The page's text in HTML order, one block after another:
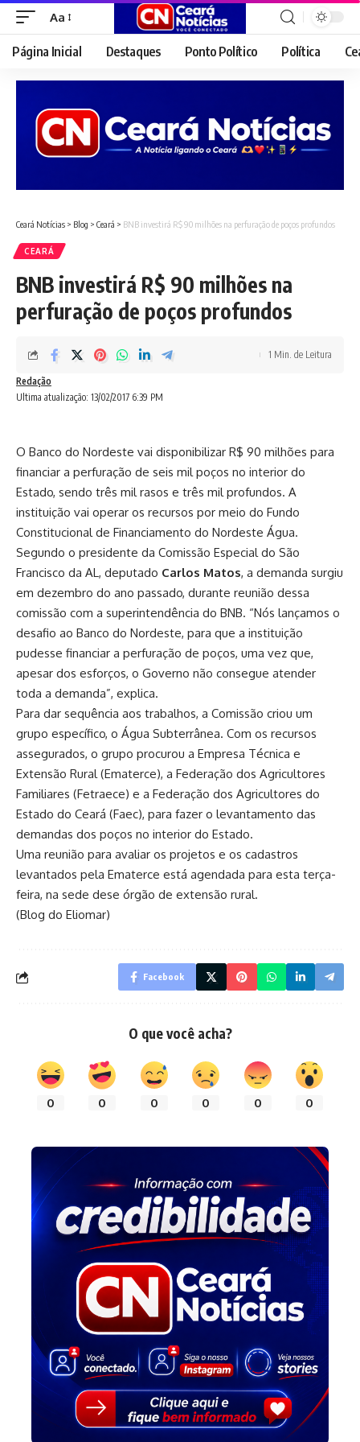
Font
Resizer
Aa
Página Inicial Destaques Ponto Político Política
Ceará Notícias > Blog > Ceará > BNB investirá R$ 90 milhões na perfuração de poços profundos
CEARÁ
BNB investirá R$ 90 milhões na
perfuração de poços profundos
Ultima atualização: 13/02/2017 6:39 PM
Redação
1 Min. de Leitura
O Banco do Nordeste vai disponibilizar R$ 90 milhões para
financiar a perfuração de seis mil poços no interior do
Estado, sendo três mil rasos e três mil profundos. A
instituição vai operar os recursos por meio do Fundo
Constitucional de Financiamento do Nordeste Água.
Segundo o presidente da Comissão Especial do São
Francisco da AL, deputado Carlos Matos, a demanda surgiu
em dezembro do ano passado, durante reunião dessa
comissão com a superintendência do BNB. “Nós lançamos o
desafio ao Banco do Nordeste, para que a instituição
pudesse financiar a perfuração de poços, uma vez que,
apesar dos esforços, o Governo não consegue atender
toda a demanda”, explica.
Para dar sequência aos trabalhos, a Comissão criou um
grupo específico, o Água Subterrânea. Com os recursos
assegurados, o grupo procurou a Empresa Técnica e
Extensão Rural (Ematerce), a Federação dos Agricultores
Familiares (Fetraece) e a Federação dos Agricultores do
Estado do Ceará (Faec), para fazer o levantamento das
demandas dos poços no interior do Estado.
Uma reunião para avaliar os projetos e os cadastros
levantados pela Ematerce está agendada para esta terça-
feira, na sede dese órgão de extensão rural.
(Blog do Eliomar)
Facebook
O que você acha?
0 0 0 0 0 0